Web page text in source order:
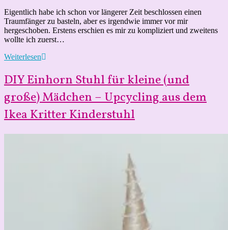
Eigentlich habe ich schon vor längerer Zeit beschlossen einen
Traumfänger zu basteln, aber es irgendwie immer vor mir
hergeschoben. Erstens erschien es mir zu kompliziert und zweitens
wollte ich zuerst…
WeiterlesenTraumfänger
Karton
basteln
DIY
Anleitung
schnell
DIY Einhorn Stuhl für kleine (und
große) Mädchen – Upcycling aus dem
Ikea Kritter Kinderstuhl